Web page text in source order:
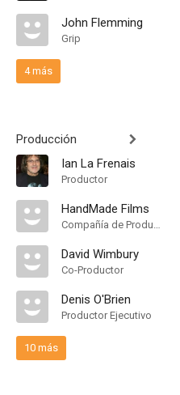
John Flemming
Grip
4 más
Producción
Ian La Frenais
Productor
HandMade Films
Compañía de Produccion
David Wimbury
Co-Productor
Denis O'Brien
Productor Ejecutivo
10 más